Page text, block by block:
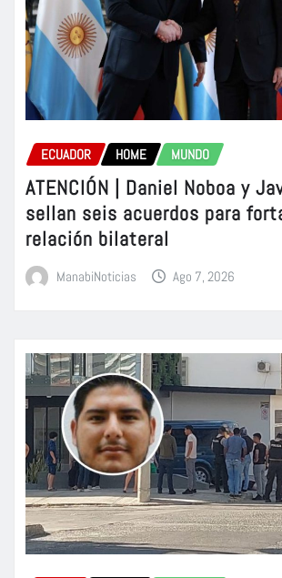
ECUADOR HOME MUNDO
ATENCIÓN | Daniel Noboa y
sellan seis acuerdos para
relación bilateral
ManabiNoticias Ago 7, 2026